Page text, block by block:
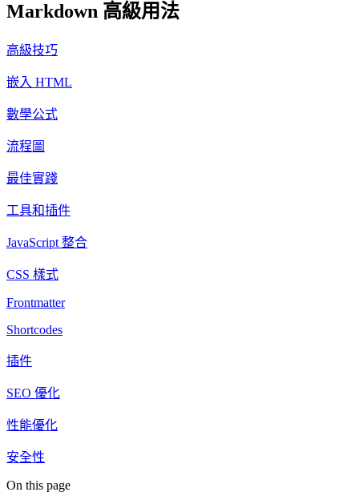
Markdown 高級用法
高級技巧
嵌入 HTML
數學公式
流程圖
最佳實踐
工具和插件
JavaScript 整合
CSS 樣式
Frontmatter
Shortcodes
插件
SEO 優化
性能優化
安全性
On this page